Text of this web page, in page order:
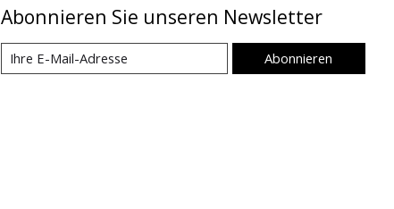
Abonnieren Sie unseren Newsletter
Abonnieren